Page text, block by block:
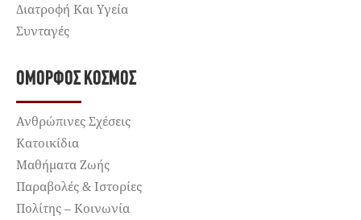
Διατροφή Και Υγεία
Συνταγές
ΌΜΟΡΦΟΣ ΚΌΣΜΟΣ
Ανθρώπινες Σχέσεις
Κατοικίδια
Μαθήματα Ζωής
Παραβολές & Ιστορίες
Πολίτης – Κοινωνία